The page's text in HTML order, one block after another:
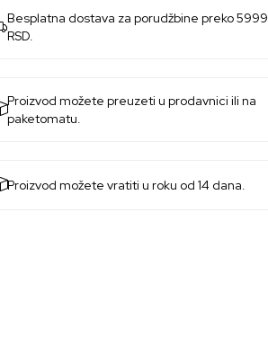
Besplatna dostava za porudžbine preko 5999
RSD.
Proizvod možete preuzeti u prodavnici ili na
paketomatu.
Proizvod možete vratiti u roku od 14 dana.